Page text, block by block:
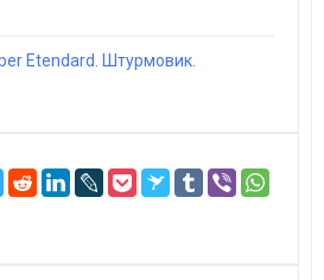
Etendard. Штурмовик.